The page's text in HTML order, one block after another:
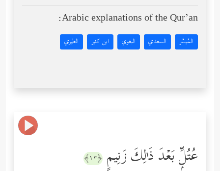
Arabic explanations of the Qur’an:
المُيسَّر السعدي البغوي ابن كثير الطبري
عُتُلِّۭ بَعۡدَ ذَ ٰ⁠لِكَ زَنِیمٍ ﴿١٣﴾